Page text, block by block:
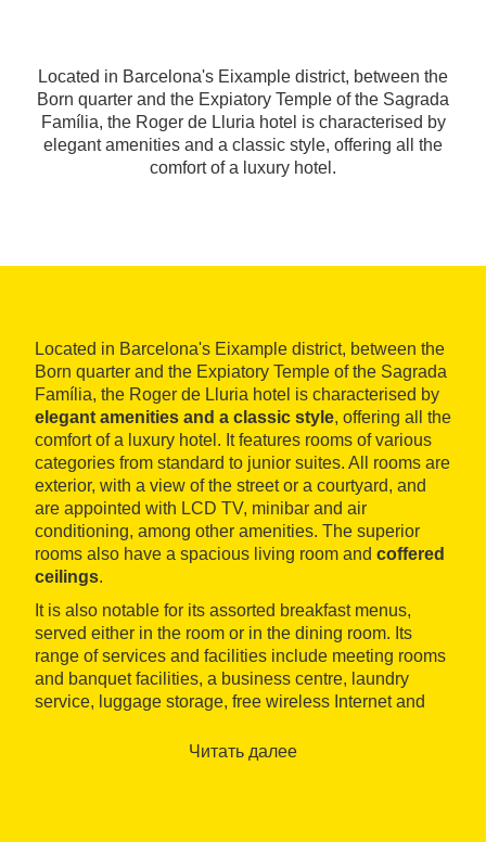
Located in Barcelona's Eixample district, between the
Born quarter and the Expiatory Temple of the Sagrada
Família, the Roger de Lluria hotel is characterised by
elegant amenities and a classic style, offering all the
comfort of a luxury hotel.
Located in Barcelona's Eixample district, between the
Born quarter and the Expiatory Temple of the Sagrada
Família, the Roger de Lluria hotel is characterised by
elegant amenities and a classic style, offering all the
comfort of a luxury hotel. It features rooms of various
categories from standard to junior suites. All rooms are
exterior, with a view of the street or a courtyard, and
are appointed with LCD TV, minibar and air
conditioning, among other amenities. The superior
rooms also have a spacious living room and coffered
ceilings.
It is also notable for its assorted breakfast menus,
served either in the room or in the dining room. Its
range of services and facilities include meeting rooms
and banquet facilities, a business centre, laundry
service, luggage storage, free wireless Internet and
Читать далее